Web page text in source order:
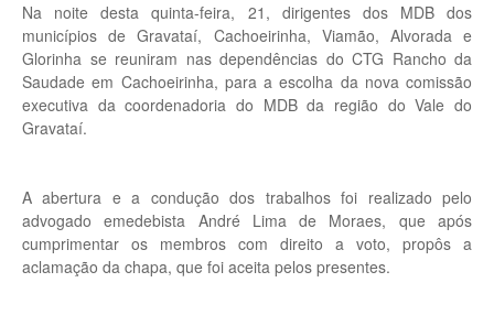
Na noite desta quinta-feira, 21, dirigentes dos MDB dos
municípios de Gravataí, Cachoeirinha, Viamão, Alvorada e
Glorinha se reuniram nas dependências do CTG Rancho da
Saudade em Cachoeirinha, para a escolha da nova comissão
executiva da coordenadoria do MDB da região do Vale do
Gravataí.
A abertura e a condução dos trabalhos foi realizado pelo
advogado emedebista André Lima de Moraes, que após
cumprimentar os membros com direito a voto, propôs a
aclamação da chapa, que foi aceita pelos presentes.